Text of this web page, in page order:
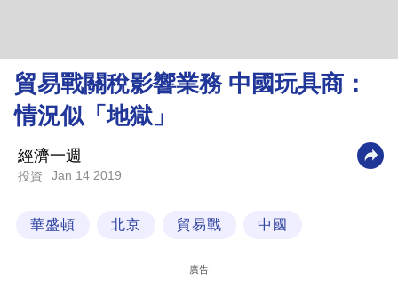
理
財
商
科
貿易戰關稅影響業務 中國玩具商：
情況似「地獄」
經濟一週
投資 Jan 14 2019
華盛頓 北京 貿易戰 中國
廣告